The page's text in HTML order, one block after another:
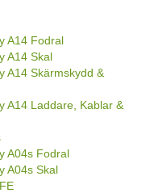
A14 Fodral
A14 Skal
A14 Skärmskydd &
A14 Laddare, Kablar &
A04s Fodral
A04s Skal